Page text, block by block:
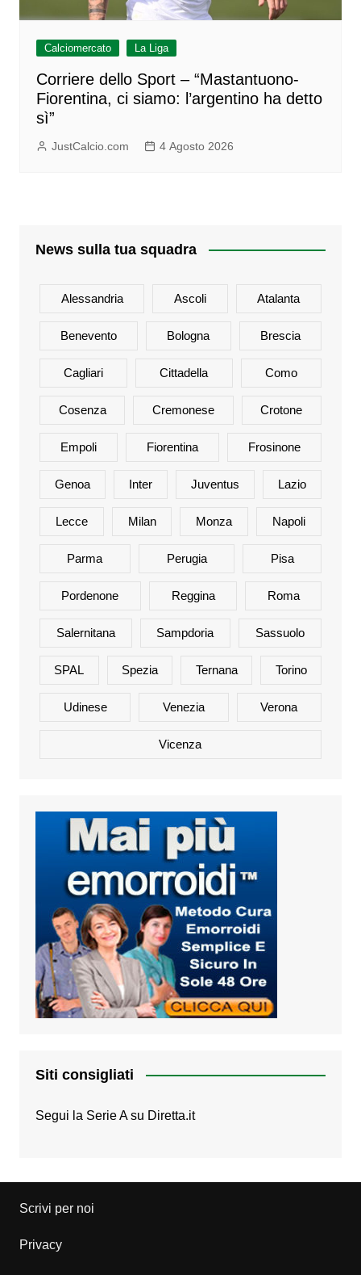
Calciomercato La Liga
Corriere dello Sport – “Mastantuono-
Fiorentina, ci siamo: l’argentino ha detto
sì”
JustCalcio.com 4 Agosto 2026
News sulla tua squadra
Alessandria Ascoli Atalanta
Benevento Bologna Brescia
Cagliari Cittadella Como
Cosenza Cremonese Crotone
Empoli Fiorentina Frosinone
Genoa Inter Juventus Lazio
Lecce Milan Monza Napoli
Parma Perugia Pisa
Pordenone Reggina Roma
Salernitana Sampdoria Sassuolo
SPAL Spezia Ternana Torino
Udinese Venezia Verona
Vicenza
Siti consigliati
Segui la Serie A su Diretta.it
Scrivi per noi
Privacy